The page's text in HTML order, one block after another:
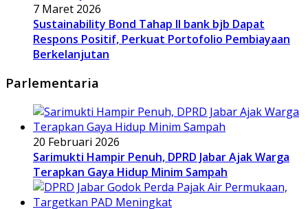
7 Maret 2026
Sustainability Bond Tahap II bank bjb Dapat
Respons Positif, Perkuat Portofolio Pembiayaan
Berkelanjutan
Parlementaria
20 Februari 2026
Sarimukti Hampir Penuh, DPRD Jabar Ajak Warga
Terapkan Gaya Hidup Minim Sampah